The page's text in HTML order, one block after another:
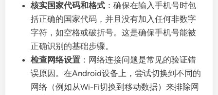
核实国家代码和格式 ：确保在输入手机号时包
括正确的国家代码，并且没有加入任何非数字
字符，如空格或破折号。这是确保手机号能被
正确识别的基础步骤。
检查网络设置 ：网络连接问题是常见的验证错
误原因。在Android设备上，尝试切换到不同的
网络（例如从Wi-Fi切换到移动数据）来排除网